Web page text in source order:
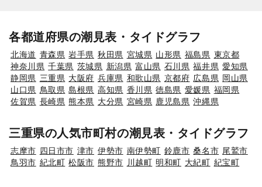
各都道府県の潮見表・タイドグラフ
北海道 青森県 岩手県 秋田県 宮城県 山形県 福島県 東京都
神奈川県 千葉県 茨城県 新潟県 富山県 石川県 福井県 愛知県
静岡県 三重県 大阪府 兵庫県 和歌山県 京都府 広島県 岡山県
山口県 鳥取県 島根県 高知県 香川県 徳島県 愛媛県 福岡県
佐賀県 長崎県 熊本県 大分県 宮崎県 鹿児島県 沖縄県
三重県の人気市町村の潮見表・タイドグラフ
志摩市 四日市市 津市 伊勢市 南伊勢町 鈴鹿市 桑名市 尾鷲市
鳥羽市 紀北町 松阪市 熊野市 川越町 明和町 大紀町 紀宝町